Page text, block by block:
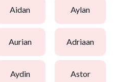
aidan aylan
aurian adriaan
aydin astor